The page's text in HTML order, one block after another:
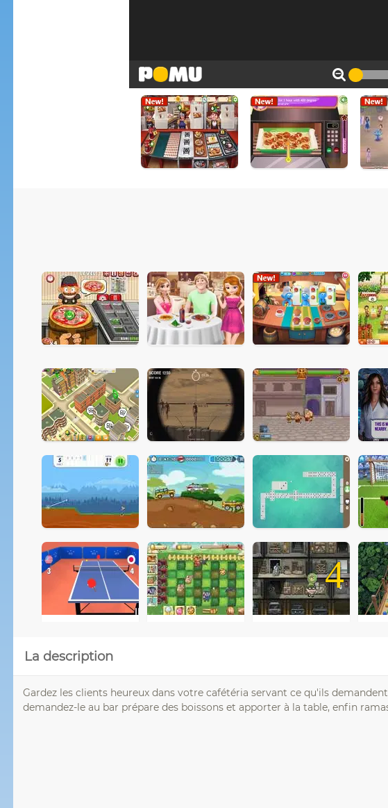
4
La description
Gardez les clients heureux dans votre cafétéria servant ce qu'ils
demandez-le au bar prépare des boissons et apporter à la table, enfin